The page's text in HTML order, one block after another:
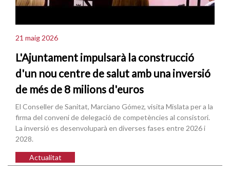
21 maig 2026
L'Ajuntament impulsarà la construcció
d'un nou centre de salut amb una inversió
de més de 8 milions d'euros
El Conseller de Sanitat, Marciano Gómez, visita Mislata per a la
firma del conveni de delegació de competències al consistori.
La inversió es desenvoluparà en diverses fases entre 2026 i
2028.
Actualitat